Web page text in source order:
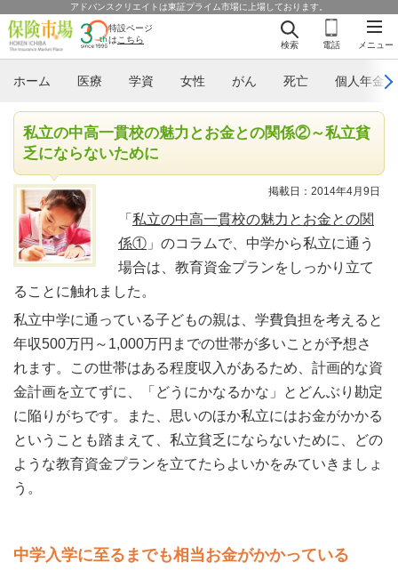
アドバンスクリエイトは東証プライム市場に上場しております。
メニュー
検索 電話
特設ページ
は こちら
ホーム 医療 学資 女性 がん 死亡 個人年金
私立の中高一貫校の魅力とお金との関係②～私立貧
乏にならないために
掲載日：2014年4月9日
「 私立の中高一貫校の魅力とお金との関
係① 」のコラムで、中学から私立に通う
場合は、教育資金プランをしっかり立て
ることに触れました。
私立中学に通っている子どもの親は、学費負担を考えると
年収500万円～1,000万円までの世帯が多いことが予想さ
れます。この世帯はある程度収入があるため、計画的な資
金計画を立てずに、「どうにかなるかな」とどんぶり勘定
に陥りがちです。また、思いのほか私立にはお金がかかる
ということも踏まえて、私立貧乏にならないために、どの
ような教育資金プランを立てたらよいかをみていきましょ
う。
中学入学に至るまでも相当お金がかかっている